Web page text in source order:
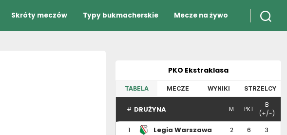
Skróty meczów Typy bukmacherskie Mecze na żywo
PKO Ekstraklasa
TABELA MECZE WYNIKI STRZELCY
# DRUŻYNA M PKT
B
(+/-)
1
Legia Warszawa 2 6 3